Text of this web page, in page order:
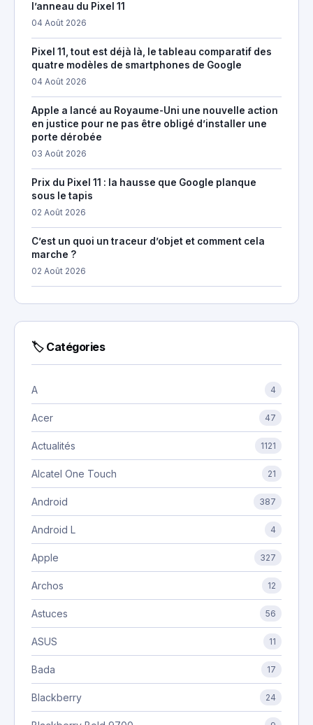
l’anneau du Pixel 11
04 Août 2026
Pixel 11, tout est déjà là, le tableau comparatif des
quatre modèles de smartphones de Google
04 Août 2026
Apple a lancé au Royaume-Uni une nouvelle action
en justice pour ne pas être obligé d’installer une
porte dérobée
03 Août 2026
Prix du Pixel 11 : la hausse que Google planque
sous le tapis
02 Août 2026
C’est un quoi un traceur d’objet et comment cela
marche ?
02 Août 2026
🏷 Catégories
A 4
Acer 47
Actualités 1121
Alcatel One Touch 21
Android 387
Android L 4
Apple 327
Archos 12
Astuces 56
ASUS 11
Bada 17
Blackberry 24